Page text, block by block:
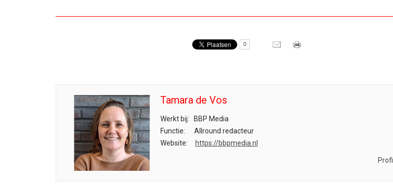
0
Tamara de Vos
Werkt bij:
BBP Media
Functie:
Allround redacteur
Website:
https://bbpmedia.nl